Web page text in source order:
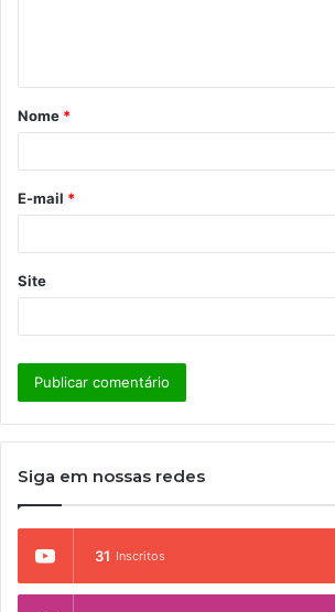
á
r
*
Nome *
E-mail *
Site
Siga em nossas redes
31 Inscritos